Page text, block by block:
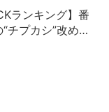
ランキング】番
チプカシ”改め、